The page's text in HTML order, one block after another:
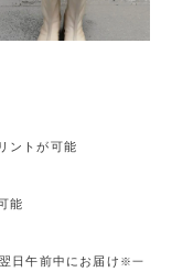
ントが可能
能
日午前中にお届け ※一